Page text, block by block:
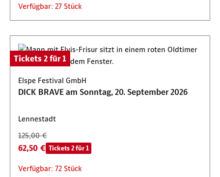
Verfügbar: 27 Stück
Tickets 2 für 1
Elspe Festival GmbH
DICK BRAVE am Sonntag, 20. September 2026
Lennestadt
125,00 €
62,50 € Tickets 2 für 1
Verfügbar: 72 Stück